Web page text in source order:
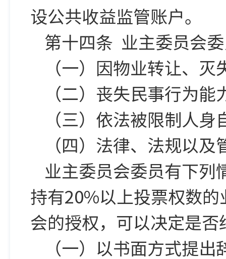
设公共收益监管账户。
第十四条 业主委员会
（一）因物业转让、
（二）丧失民事行为能
（三）依法被限制人身
（四）法律、法规以
业主委员会委员有下列
持有20%以上投票权数
会的授权，可以决定是
（一）以书面方式提